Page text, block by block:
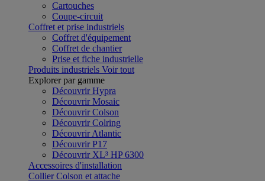
Cartouches
Coupe-circuit
Coffret et prise industriels
Coffret d'équipement
Coffret de chantier
Prise et fiche industrielle
Produits industriels Voir tout
Explorer par gamme
Découvrir Hypra
Découvrir Mosaic
Découvrir Colson
Découvrir Colring
Découvrir Atlantic
Découvrir P17
Découvrir XL³ HP 6300
Accessoires d'installation
Collier Colson et attache